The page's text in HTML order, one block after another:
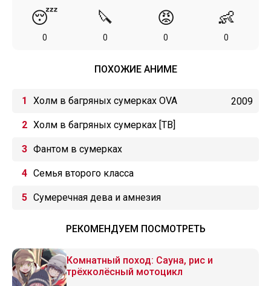
😴
0
🔪
0
😡
0
👶
0
ПОХОЖИЕ АНИМЕ
Холм в багряных сумерках OVA 2009
Холм в багряных сумерках [ТВ]
Фантом в сумерках
Семья второго класса
Сумеречная дева и амнезия
РЕКОМЕНДУЕМ ПОСМОТРЕТЬ
Комнатный поход: Сауна, рис и
трёхколёсный мотоцикл